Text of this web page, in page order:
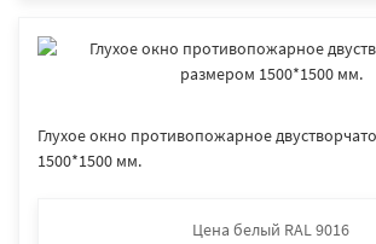
Глухое окно противопожарное
1500*1500 мм.
Цена белый RAL 9016